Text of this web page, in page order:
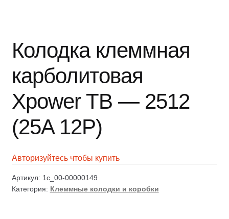
Колодка клеммная
карболитовая
Xpower TB — 2512
(25A 12P)
Авторизуйтесь чтобы купить
Артикул: 1c_00-00000149
Категория: Клеммные колодки и коробки